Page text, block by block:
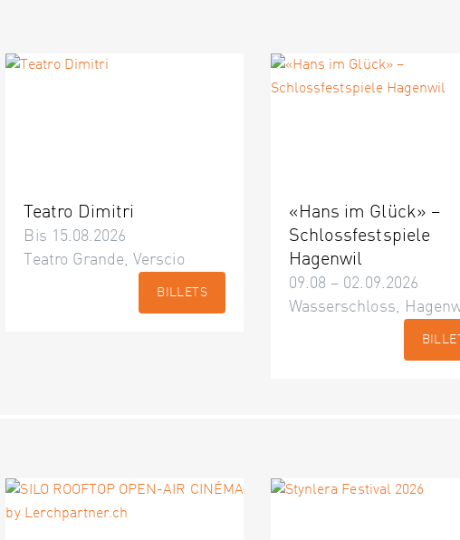
Teatro Dimitri
Bis 15.08.2026
Teatro Grande, Verscio
BILLETS
«Hans im Glück» –
Schlossfestspiele
Hagenwil
09.08 – 02.09.2026
Wasserschloss,